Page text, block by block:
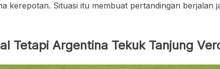
kerepotan. Situasi itu membuat pertandingan berjalan
Tetapi Argentina Tekuk Tanjung